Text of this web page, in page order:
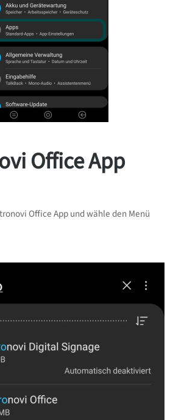
Office App
Office App und wähle den Menü